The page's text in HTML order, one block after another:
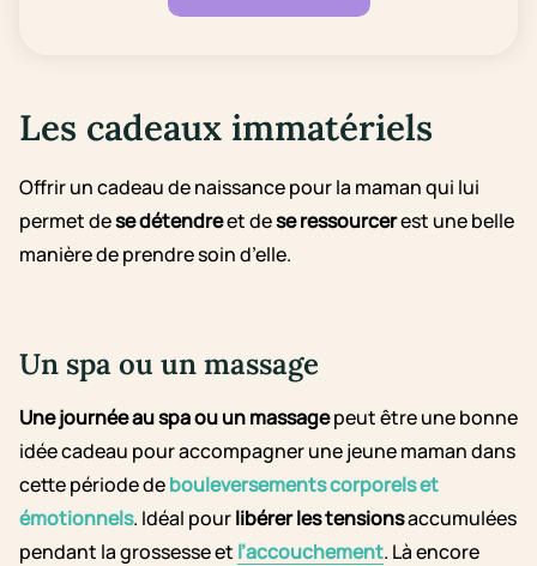
Les cadeaux immatériels
Offrir un cadeau de naissance pour la maman qui lui
permet dese détendreet dese ressourcerest une belle
manière de prendre soin d’elle.
Un spa ou un massage
Une journée au spa ou un massagepeut être une bonne
idée cadeau pour accompagner une jeune maman dans
cette période debouleversements corporels et
émotionnels. Idéal pourlibérer les tensionsaccumulées
pendant la grossesse et l’accouchement. Là encore